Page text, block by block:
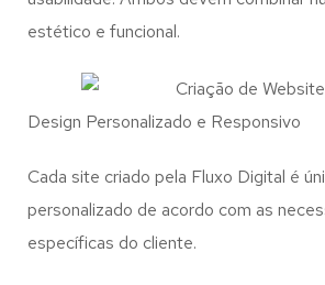
estético e funcional.
Design Personalizado e Responsivo
Cada site criado pela Fluxo Digital é
personalizado de acordo com as
específicas do cliente.